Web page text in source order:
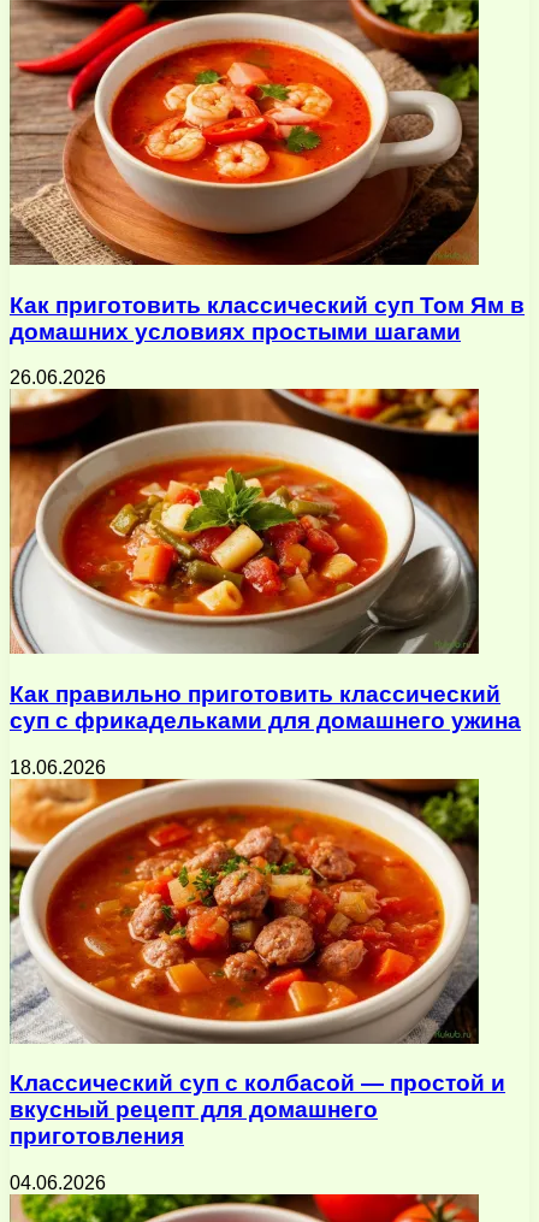
Как приготовить классический суп Том Ям в
домашних условиях простыми шагами
26.06.2026
Как правильно приготовить классический
суп с фрикадельками для домашнего ужина
18.06.2026
Классический суп с колбасой — простой и
вкусный рецепт для домашнего
приготовления
04.06.2026